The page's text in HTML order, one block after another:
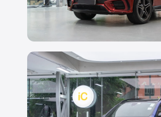
轉色 PPF
Mercedes Benz GLS
Rosefinich Red